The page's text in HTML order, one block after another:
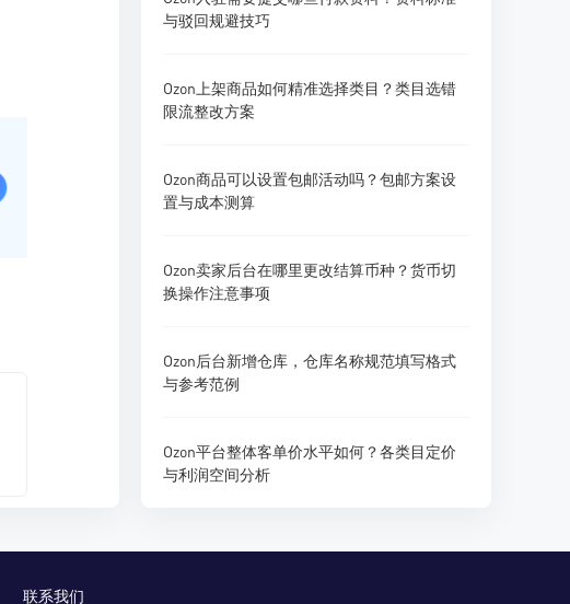
与驳回规避技巧
Ozon上架商品如何精准选择类目？类目选错
限流整改方案
Ozon商品可以设置包邮活动吗？包邮方案设
置与成本测算
Ozon卖家后台在哪里更改结算币种？货币切
换操作注意事项
Ozon后台新增仓库，仓库名称规范填写格式
与参考范例
Ozon平台整体客单价水平如何？各类目定价
与利润空间分析
联系我们